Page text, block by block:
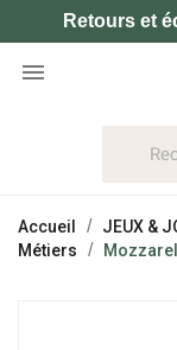
Retours et

Accueil JEUX &
Métiers